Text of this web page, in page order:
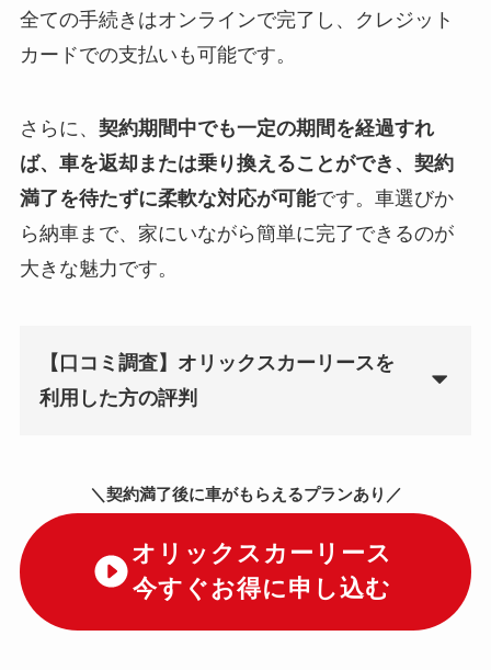
全ての手続きはオンラインで完了し、クレジット
カードでの支払いも可能です。
さらに、 契約期間中でも一定の期間を経過すれ
ば、車を返却または乗り換えることができ、契約
満了を待たずに柔軟な対応が可能です。車選びか
ら納車まで、家にいながら簡単に完了できるのが
大きな魅力です。
【口コミ調査】オリックスカーリースを
利用した方の評判
＼契約満了後に車がもらえるプランあり／
オリックスカーリース
今すぐお得に申し込む